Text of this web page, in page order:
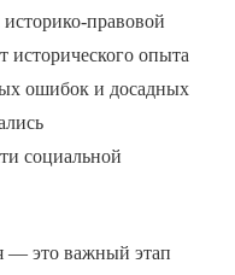
правовой
исторического опыта
ошибок и досадных
социальной
— это важный этап